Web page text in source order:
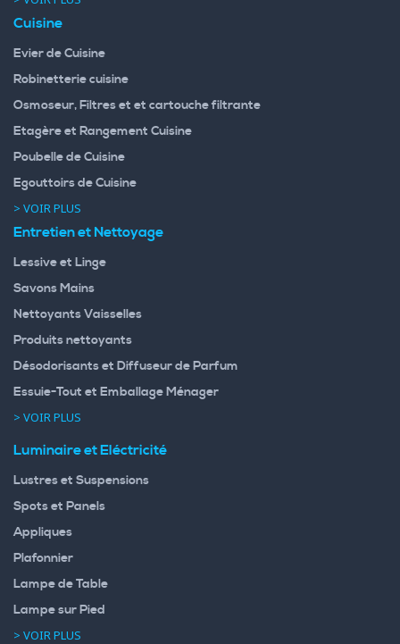
Cuisine
Evier de Cuisine
Robinetterie cuisine
Osmoseur, Filtres et et cartouche filtrante
Etagère et Rangement Cuisine
Poubelle de Cuisine
Egouttoirs de Cuisine
> VOIR PLUS
Entretien et Nettoyage
Lessive et Linge
Savons Mains
Nettoyants Vaisselles
Produits nettoyants
Désodorisants et Diffuseur de Parfum
Essuie-Tout et Emballage Ménager
> VOIR PLUS
Luminaire et Eléctricité
Lustres et Suspensions
Spots et Panels
Appliques
Plafonnier
Lampe de Table
Lampe sur Pied
> VOIR PLUS